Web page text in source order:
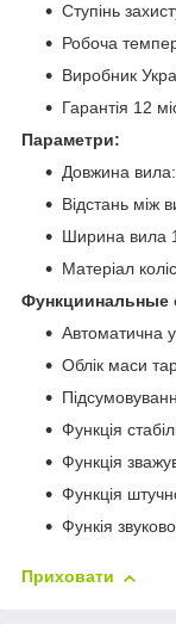
Ступінь
Робоча
Виробник
Гарантія 12
Параметри:
Довжина
Відстань між
Ширина вила
Матеріал
Функциинальные
Автоматична
Облік маси
Функція
Функція
Функція
Функія
Приховати